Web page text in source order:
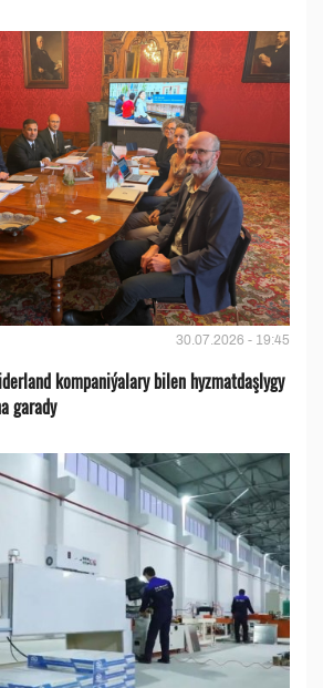
30.07.2026 - 19:45
kompaniýalary bilen hyzmatdaşlygy
garady